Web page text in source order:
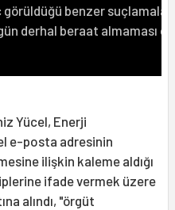
görüldüğü benzer suçlamalar
derhal beraat almaması
Yücel, Enerji
e-posta adresinin
ilişkin kaleme aldığı
ifade vermek üzere
alındı, "örgüt